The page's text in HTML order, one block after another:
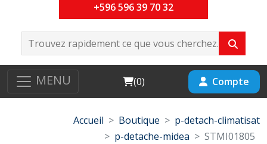
+596 596 39 70 32
MENU Cart
(0) Compte
Accueil Boutique
p-detach-climatisat
p-detache-midea
STMI01805